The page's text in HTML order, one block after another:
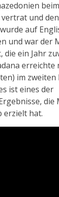
und
auf
und war der
ein Jahr
erreichte
im
ist eines der
die
erzielt hat.